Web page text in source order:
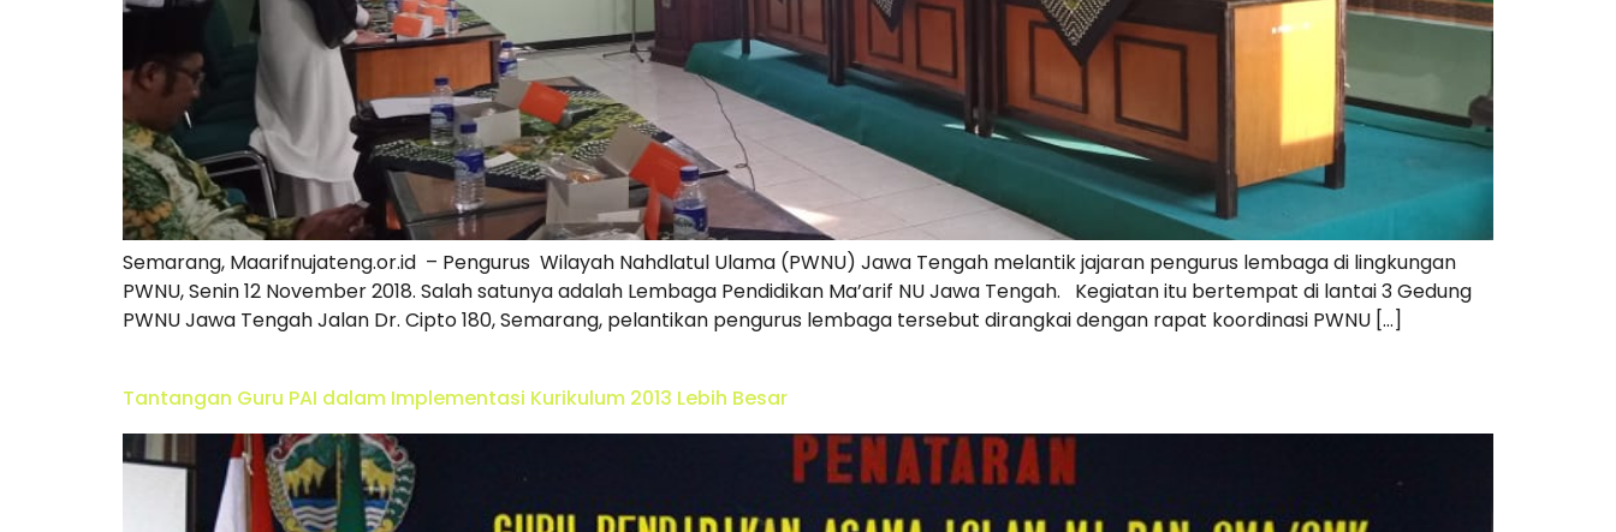
Semarang, Maarifnujateng.or.id – Pengurus Wilayah Nahdlatul Ulama (PWNU) Jawa Tengah melantik jajaran pengurus lembaga di lingkungan
PWNU, Senin 12 November 2018. Salah satunya adalah Lembaga Pendidikan Ma’arif NU Jawa Tengah. Kegiatan itu bertempat di lantai 3 Gedung
PWNU Jawa Tengah Jalan Dr. Cipto 180, Semarang, pelantikan pengurus lembaga tersebut dirangkai dengan rapat koordinasi PWNU […]
Tantangan Guru PAI dalam Implementasi Kurikulum 2013 Lebih Besar